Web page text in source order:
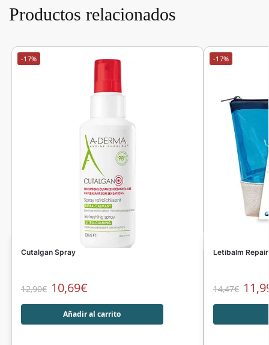
Productos relacionados
-17%
Cutalgan Spray
12,90€ 10,69€
Añadir al carrito
-17%
Letibalm
14,47€